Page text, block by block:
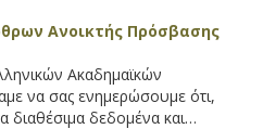
Ανοικτής Πρόσβασης
Ακαδημαϊκών
να σας ενημερώσουμε ότι,
δεδομένα και…